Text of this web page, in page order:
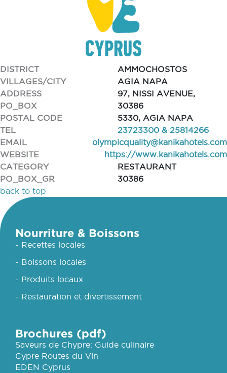
DISTRICT
AMMOCHOSTOS
VILLAGES/CITY
AGIA NAPA
ADDRESS
97, NISSI AVENUE,
PO_BOX
30386
POSTAL CODE
5330, AGIA NAPA
TEL
23723300 & 25814266
EMAIL
olympicquality@kanikahotels.com
WEBSITE
https://www.kanikahotels.com
CATEGORY
RESTAURANT
PO_BOX_GR
30386
back to top
Nourriture & Boissons
- Recettes locales
- Boissons locales
- Produits locaux
- Restauration et divertissement
Brochures (pdf)
Saveurs de Chypre: Guide culinaire
Cypre Routes du Vin
EDEN Cyprus